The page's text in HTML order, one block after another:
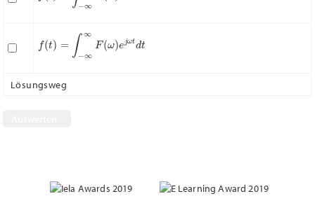
(t )= ∞∞F (ω e ωtdt
Lösungsweg